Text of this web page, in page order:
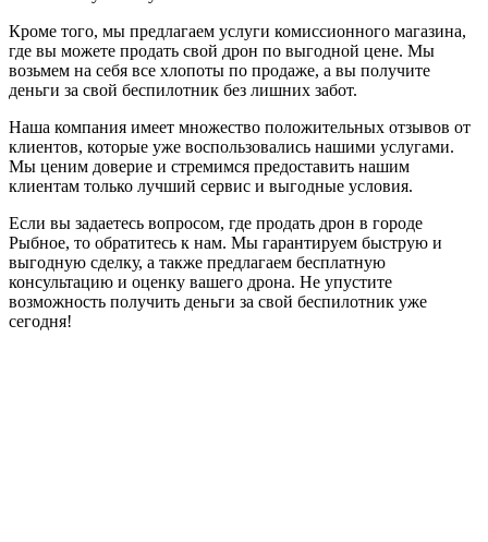
Кроме того, мы предлагаем услуги комиссионного магазина,
где вы можете продать свой дрон по выгодной цене. Мы
возьмем на себя все хлопоты по продаже, а вы получите
деньги за свой беспилотник без лишних забот.
Наша компания имеет множество положительных отзывов от
клиентов, которые уже воспользовались нашими услугами.
Мы ценим доверие и стремимся предоставить нашим
клиентам только лучший сервис и выгодные условия.
Если вы задаетесь вопросом, где продать дрон в городе
Рыбное, то обратитесь к нам. Мы гарантируем быструю и
выгодную сделку, а также предлагаем бесплатную
консультацию и оценку вашего дрона. Не упустите
возможность получить деньги за свой беспилотник уже
сегодня!